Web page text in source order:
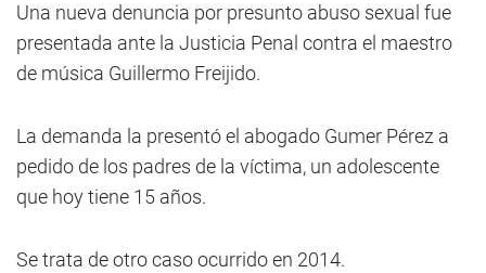
Una nueva denuncia por presunto abuso sexual fue
presentada ante la Justicia Penal contra el maestro
de música Guillermo Freijido.
La demanda la presentó el abogado Gumer Pérez a
pedido de los padres de la víctima, un adolescente
que hoy tiene 15 años.
Se trata de otro caso ocurrido en 2014.